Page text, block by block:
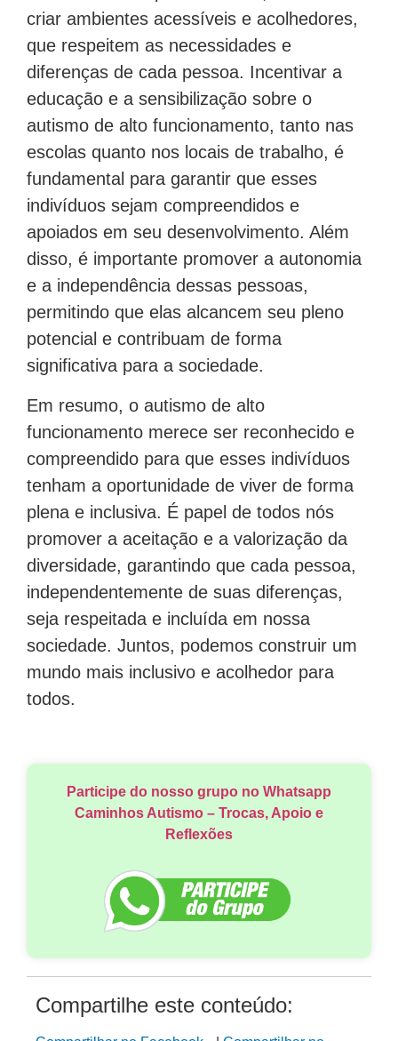
criar ambientes acessíveis e acolhedores,
que respeitem as necessidades e
diferenças de cada pessoa. Incentivar a
educação e a sensibilização sobre o
autismo de alto funcionamento, tanto nas
escolas quanto nos locais de trabalho, é
fundamental para garantir que esses
indivíduos sejam compreendidos e
apoiados em seu desenvolvimento. Além
disso, é importante promover a autonomia
e a independência dessas pessoas,
permitindo que elas alcancem seu pleno
potencial e contribuam de forma
significativa para a sociedade.
Em resumo, o autismo de alto
funcionamento merece ser reconhecido e
compreendido para que esses indivíduos
tenham a oportunidade de viver de forma
plena e inclusiva. É papel de todos nós
promover a aceitação e a valorização da
diversidade, garantindo que cada pessoa,
independentemente de suas diferenças,
seja respeitada e incluída em nossa
sociedade. Juntos, podemos construir um
mundo mais inclusivo e acolhedor para
todos.
Participe do nosso grupo no Whatsapp
Caminhos Autismo – Trocas, Apoio e
Reflexões
Compartilhe este conteúdo: